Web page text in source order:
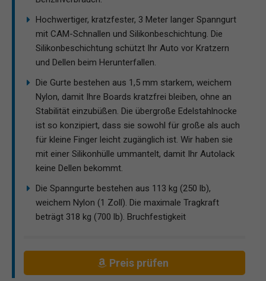
Hochwertiger, kratzfester, 3 Meter langer Spanngurt
mit CAM-Schnallen und Silikonbeschichtung. Die
Silikonbeschichtung schützt Ihr Auto vor Kratzern
und Dellen beim Herunterfallen.
Die Gurte bestehen aus 1,5 mm starkem, weichem
Nylon, damit Ihre Boards kratzfrei bleiben, ohne an
Stabilität einzubüßen. Die übergroße Edelstahlnocke
ist so konzipiert, dass sie sowohl für große als auch
für kleine Finger leicht zugänglich ist. Wir haben sie
mit einer Silikonhülle ummantelt, damit Ihr Autolack
keine Dellen bekommt.
Die Spanngurte bestehen aus 113 kg (250 lb),
weichem Nylon (1 Zoll). Die maximale Tragkraft
beträgt 318 kg (700 lb). Bruchfestigkeit
Preis prüfen